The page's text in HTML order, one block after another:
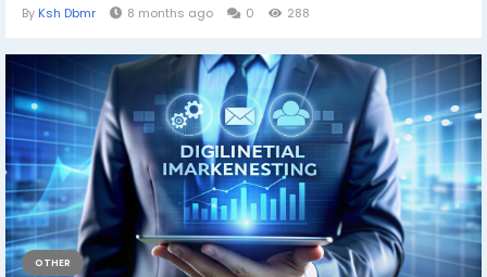
By Ksh Dbmr 8 months ago 0 288
OTHER